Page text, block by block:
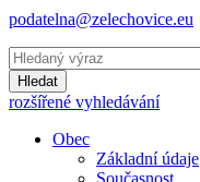
podatelna@zelechovice.eu
Hledat
rozšířené vyhledávání
Obec
Základní údaje
Současnost